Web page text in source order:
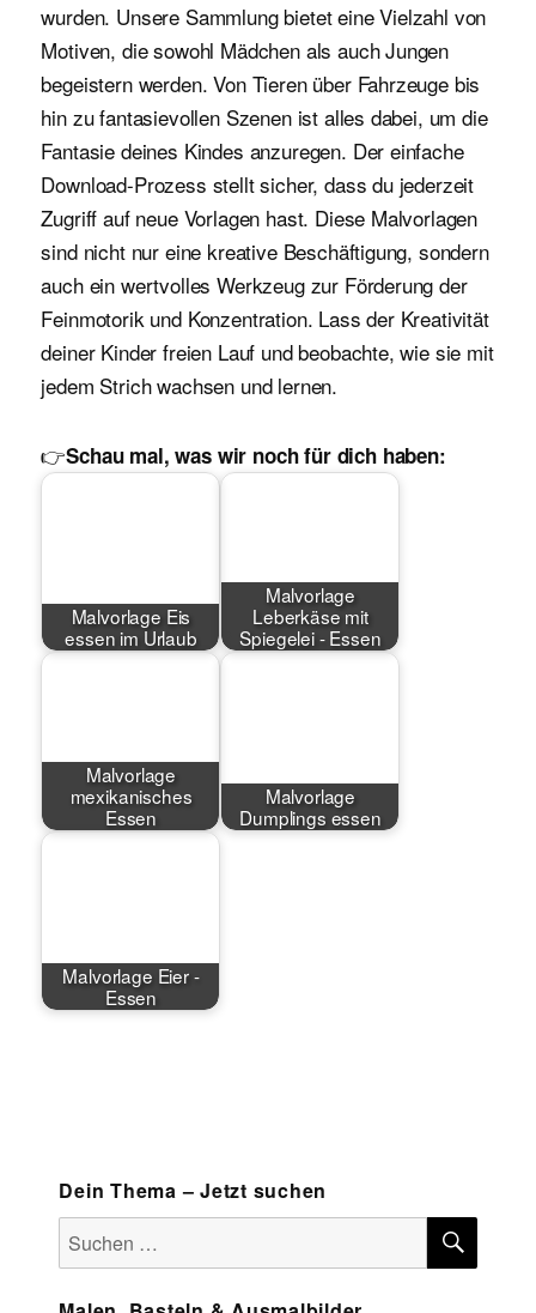
wurden. Unsere Sammlung bietet eine Vielzahl von
Motiven, die sowohl Mädchen als auch Jungen
begeistern werden. Von Tieren über Fahrzeuge bis
hin zu fantasievollen Szenen ist alles dabei, um die
Fantasie deines Kindes anzuregen. Der einfache
Download-Prozess stellt sicher, dass du jederzeit
Zugriff auf neue Vorlagen hast. Diese Malvorlagen
sind nicht nur eine kreative Beschäftigung, sondern
auch ein wertvolles Werkzeug zur Förderung der
Feinmotorik und Konzentration. Lass der Kreativität
deiner Kinder freien Lauf und beobachte, wie sie mit
jedem Strich wachsen und lernen.
👉Schau mal, was wir noch für dich haben:
Malvorlage Eis
essen im Urlaub
Malvorlage
Leberkäse mit
Spiegelei - Essen
Malvorlage
mexikanisches
Essen
Malvorlage
Dumplings essen
Malvorlage Eier -
Essen
Dein Thema – Jetzt suchen
Suchen
nach: